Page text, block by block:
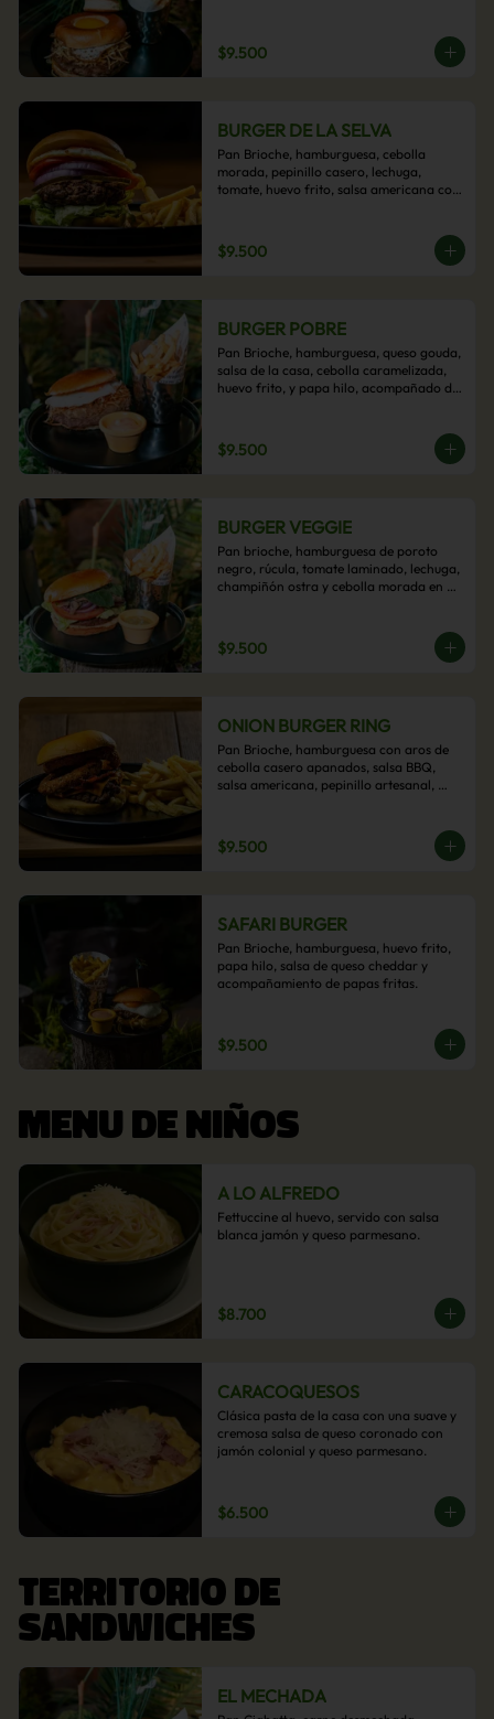
$9.500
BURGER DE LA SELVA
Pan Brioche, hamburguesa, cebolla
morada, pepinillo casero, lechuga,
tomate, huevo frito, salsa americana con
$9.500
BURGER POBRE
Pan Brioche, hamburguesa, queso gouda,
salsa de la casa, cebolla caramelizada,
huevo frito, y papa hilo, acompañado de
$9.500
BURGER VEGGIE
Pan brioche, hamburguesa de poroto
negro, rúcula, tomate laminado, lechuga,
champiñón ostra y cebolla morada en
$9.500
ONION BURGER RING
Pan Brioche, hamburguesa con aros de
cebolla casero apanados, salsa BBQ,
salsa americana, pepinillo artesanal,
papas fritas.
$9.500
SAFARI BURGER
Pan Brioche, hamburguesa, huevo frito,
papa hilo, salsa de queso cheddar y
acompañamiento de papas fritas.
$9.500
MENU DE NIÑOS
A LO ALFREDO
Fettuccine al huevo, servido con salsa
blanca jamón y queso parmesano.
$8.700
CARACOQUESOS
Clásica pasta de la casa con una suave y
cremosa salsa de queso coronado con
jamón colonial y queso parmesano.
$6.500
TERRITORIO DE
SANDWICHES
EL MECHADA